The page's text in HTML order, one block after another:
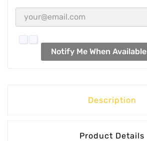
Notify Me When Available
Description
Product Details